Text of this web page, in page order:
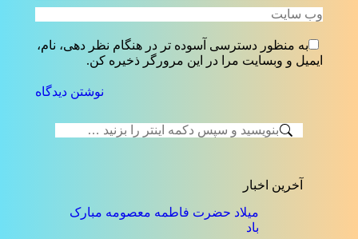
وب سایت
به منظور دسترسی آسوده تر در هنگام نظر دهی، نام،
ایمیل و وبسایت مرا در این مرورگر ذخیره کن.
نوشتن دیدگاه
جستجو:
آخرین اخبار
میلاد حضرت فاطمه معصومه مبارک
باد